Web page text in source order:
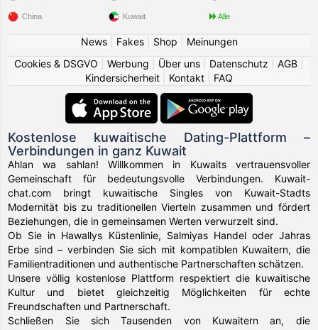
China Kuwait Alle
News| Fakes| Shop
Meinungen
Cookies & DSGVO
Werbung Über uns Datenschutz AGB
Kindersicherheit
Kontakt FAQ
Kostenlose kuwaitische Dating-Plattform –
Verbindungen in ganz Kuwait
Ahlan wa sahlan! Willkommen in Kuwaits vertrauensvoller
Gemeinschaft für bedeutungsvolle Verbindungen. Kuwait-
chat.com bringt kuwaitische Singles von Kuwait-Stadts
Modernität bis zu traditionellen Vierteln zusammen und fördert
Beziehungen, die in gemeinsamen Werten verwurzelt sind.
Ob Sie in Hawallys Küstenlinie, Salmiyas Handel oder Jahras
Erbe sind – verbinden Sie sich mit kompatiblen Kuwaitern, die
Familientraditionen und authentische Partnerschaften schätzen.
Unsere völlig kostenlose Plattform respektiert die kuwaitische
Kultur und bietet gleichzeitig Möglichkeiten für echte
Freundschaften und Partnerschaft.
Schließen Sie sich Tausenden von Kuwaitern an, die